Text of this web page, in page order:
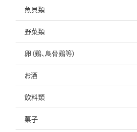
魚貝類
野菜類
卵（鶏、烏骨鶏等）
お酒
飲料類
菓子